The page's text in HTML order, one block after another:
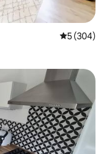
საშუალო
5 (304)